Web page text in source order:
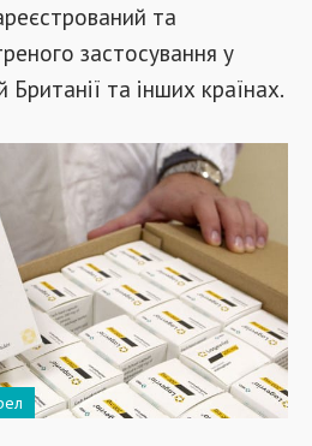
та
застосування у
Британії та інших країнах.